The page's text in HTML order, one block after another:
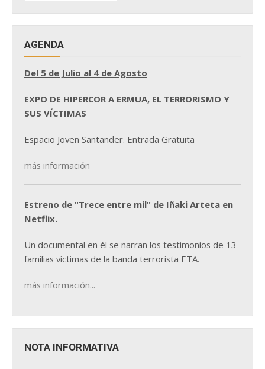
AGENDA
Del 5 de Julio al 4 de Agosto
EXPO DE HIPERCOR A ERMUA, EL TERRORISMO Y
SUS VÍCTIMAS
Espacio Joven Santander. Entrada Gratuita
más información
Estreno de "Trece entre mil" de Iñaki Arteta en
Netflix.
Un documental en él se narran los testimonios de 13
familias víctimas de la banda terrorista ETA.
más información...
NOTA INFORMATIVA